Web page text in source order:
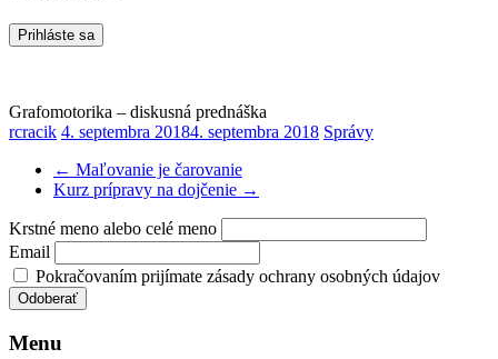
Prihláste sa
Grafomotorika – diskusná prednáška
rcracik 4. septembra 20184. septembra 2018 Správy
← Maľovanie je čarovanie
Kurz prípravy na dojčenie →
Krstné meno alebo celé meno
Email
Pokračovaním prijímate zásady ochrany osobných údajov
Menu